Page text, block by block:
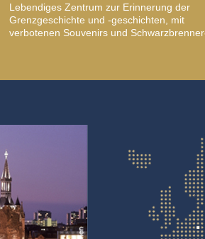
Lebendiges Zentrum zur Erinnerung der
Grenzgeschichte und -geschichten, mit
verbotenen Souvenirs und